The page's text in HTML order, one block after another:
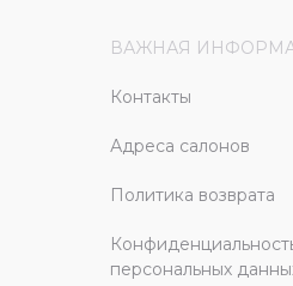
ВАЖНАЯ
Контакты
Адреса салонов
Политика возврата
персональных